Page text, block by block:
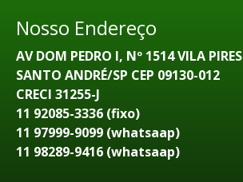
Nosso Endereço
AV DOM PEDRO I, Nº 1514 VILA PIRES
SANTO ANDRÉ/SP CEP 09130-012
CRECI 31255-J
11 92085-3336 (fixo)
11 97999-9099 (whatsaap)
11 98289-9416 (whatsaap)